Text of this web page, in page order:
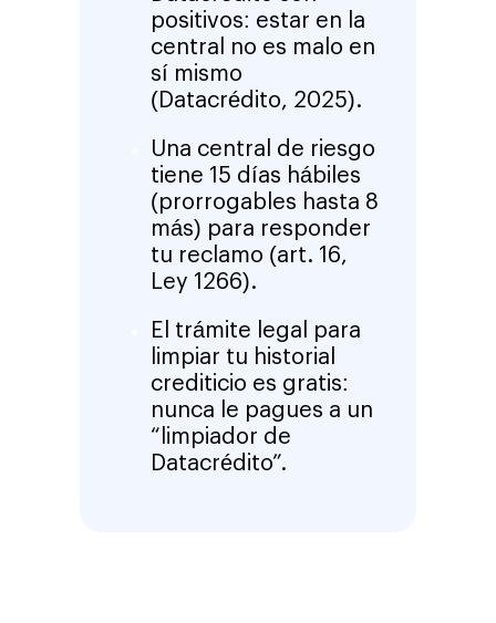
positivos: estar en la
central no es malo en
sí mismo
( Datacrédito, 2025).
Una central de riesgo
tiene 15 días hábiles
(prorrogables hasta 8
más) para responder
tu reclamo (art. 16,
Ley 1266).
El trámite legal para
limpiar tu historial
crediticio es gratis:
nunca le pagues a un
“limpiador de
Datacrédito”.